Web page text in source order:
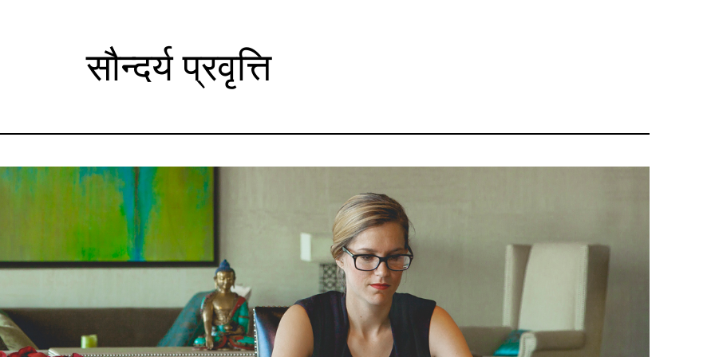
सौन्दर्य प्रवृत्ति